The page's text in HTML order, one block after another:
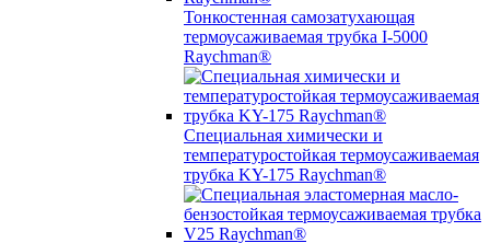
Тонкостенная самозатухающая
термоусаживаемая трубка I-5000
Raychman®
Специальная химически и
температуростойкая термоусаживаемая
трубка KY-175 Raychman®